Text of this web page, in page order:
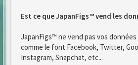
Est ce que JapanFigs™ vend les
JapanFigs™ ne vend pas vos
comme le font Facebook, Twitter,
Instagram, Snapchat, etc...